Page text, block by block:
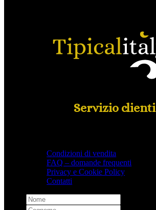
Servizio clienti
Condizioni di vendita
FAQ – domande frequenti
Privacy e Cookie Policy
Contatti